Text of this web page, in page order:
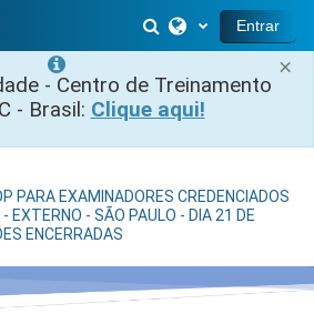
×
- Centro de Treinamento
- Brasil: Clique aqui!
Selector de
Entrar
PARA EXAMINADORES CREDENCIADOS
EXTERNO - SÃO PAULO - DIA 21 DE
ENCERRADAS